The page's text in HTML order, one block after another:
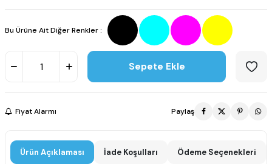
Bu Ürüne Ait Diğer Renkler :
Sepete Ekle
Fiyat Alarmı Paylaş
Ürün Açıklaması İade Koşulları Ödeme Seçenekleri